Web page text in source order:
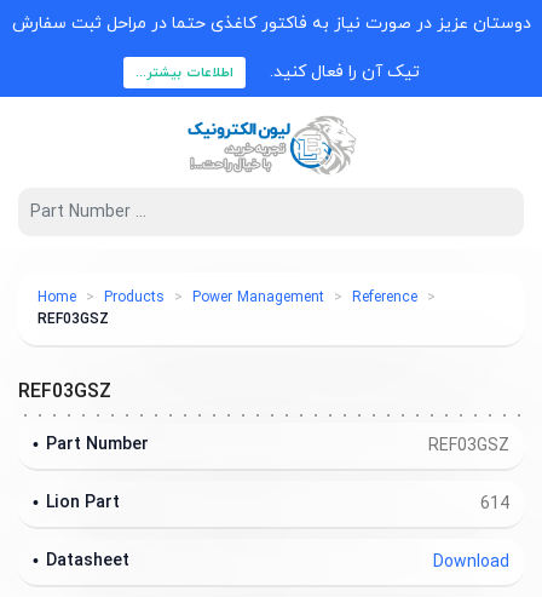
دوستان عزیز در صورت نیاز به فاکتور کاغذی حتما در مراحل ثبت سفارش
تیک آن را فعال کنید. اطلاعات بیشتر...
Home Products Power Management
Reference
REF03GSZ
REF03GSZ
REF03GSZ
Part Number
614
Lion Part
Download
Datasheet